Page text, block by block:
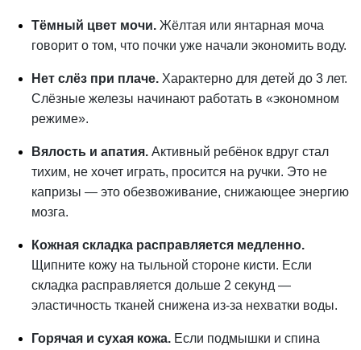
Тёмный цвет мочи. Жёлтая или янтарная моча
говорит о том, что почки уже начали экономить воду.
Нет слёз при плаче. Характерно для детей до 3 лет.
Слёзные железы начинают работать в «экономном
режиме».
Вялость и апатия. Активный ребёнок вдруг стал
тихим, не хочет играть, просится на ручки. Это не
капризы — это обезвоживание, снижающее энергию
мозга.
Кожная складка расправляется медленно.
Щипните кожу на тыльной стороне кисти. Если
складка расправляется дольше 2 секунд —
эластичность тканей снижена из-за нехватки воды.
Горячая и сухая кожа. Если подмышки и спина